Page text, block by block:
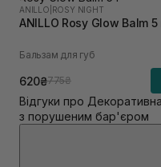
ANILLO ROSY NIGHT
ANILLO Rosy Glow Balm 5
Бальзам для губ
620₴775₴
Відгуки про
з порушеним бар'єром